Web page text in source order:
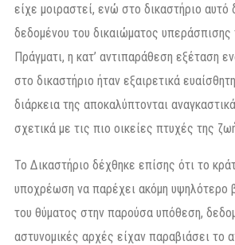
είχε μοιραστεί, ενώ στο δικαστήριο αυτό
δεδομένου του δικαιώματος υπεράσπισης
Πράγματι, η κατ’ αντιπαράθεση εξέταση
στο δικαστήριο ήταν εξαιρετικά
διάρκεια της αποκαλύπτονται
σχετικά με τις πιο οικείες πτυχές της
Το Δικαστήριο δέχθηκε επίσης ότι το
υποχρέωση να παρέχει ακόμη υψηλότερο
του θύματος στην παρούσα υπόθεση,
αστυνομικές αρχές είχαν παραβιάσει το